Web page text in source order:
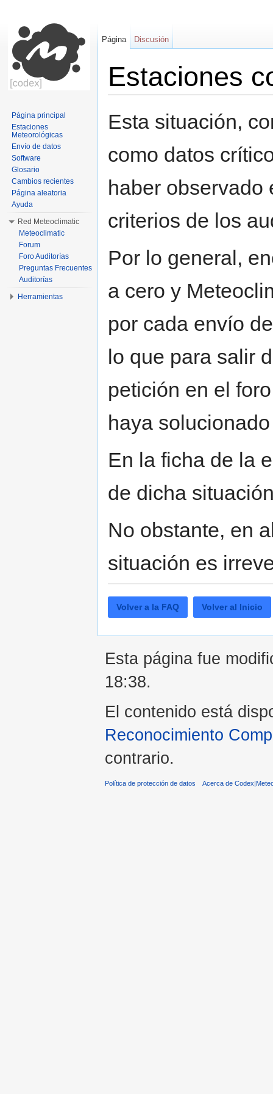
Estaciones
Esta situación,
como datos
haber observado
criterios de los
Por lo general,
a cero y
por cada envío
lo que para salir
petición en el
haya
En la ficha de la
de dicha
No obstante, en
situación es
Volver a la FAQ Volver al Inicio
Página Discusión
Página principal
Estaciones
Meteorológicas
Envío de datos
Software
Glosario
Cambios recientes
Página aleatoria
Ayuda
Red Meteoclimatic
Meteoclimatic
Forum
Foro Auditorías
Preguntas Frecuentes
Auditorías
Herramientas
Esta página fue
18:38.
El contenido está
Reconocimiento
contrario.
Política de protección de datos Acerca de